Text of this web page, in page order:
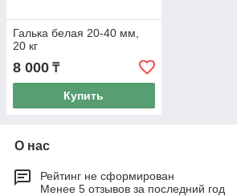
Галька белая 20-40 мм,
20 кг
8 000 ₸
Купить
О нас
Рейтинг не сформирован
Менее 5 отзывов за последний год